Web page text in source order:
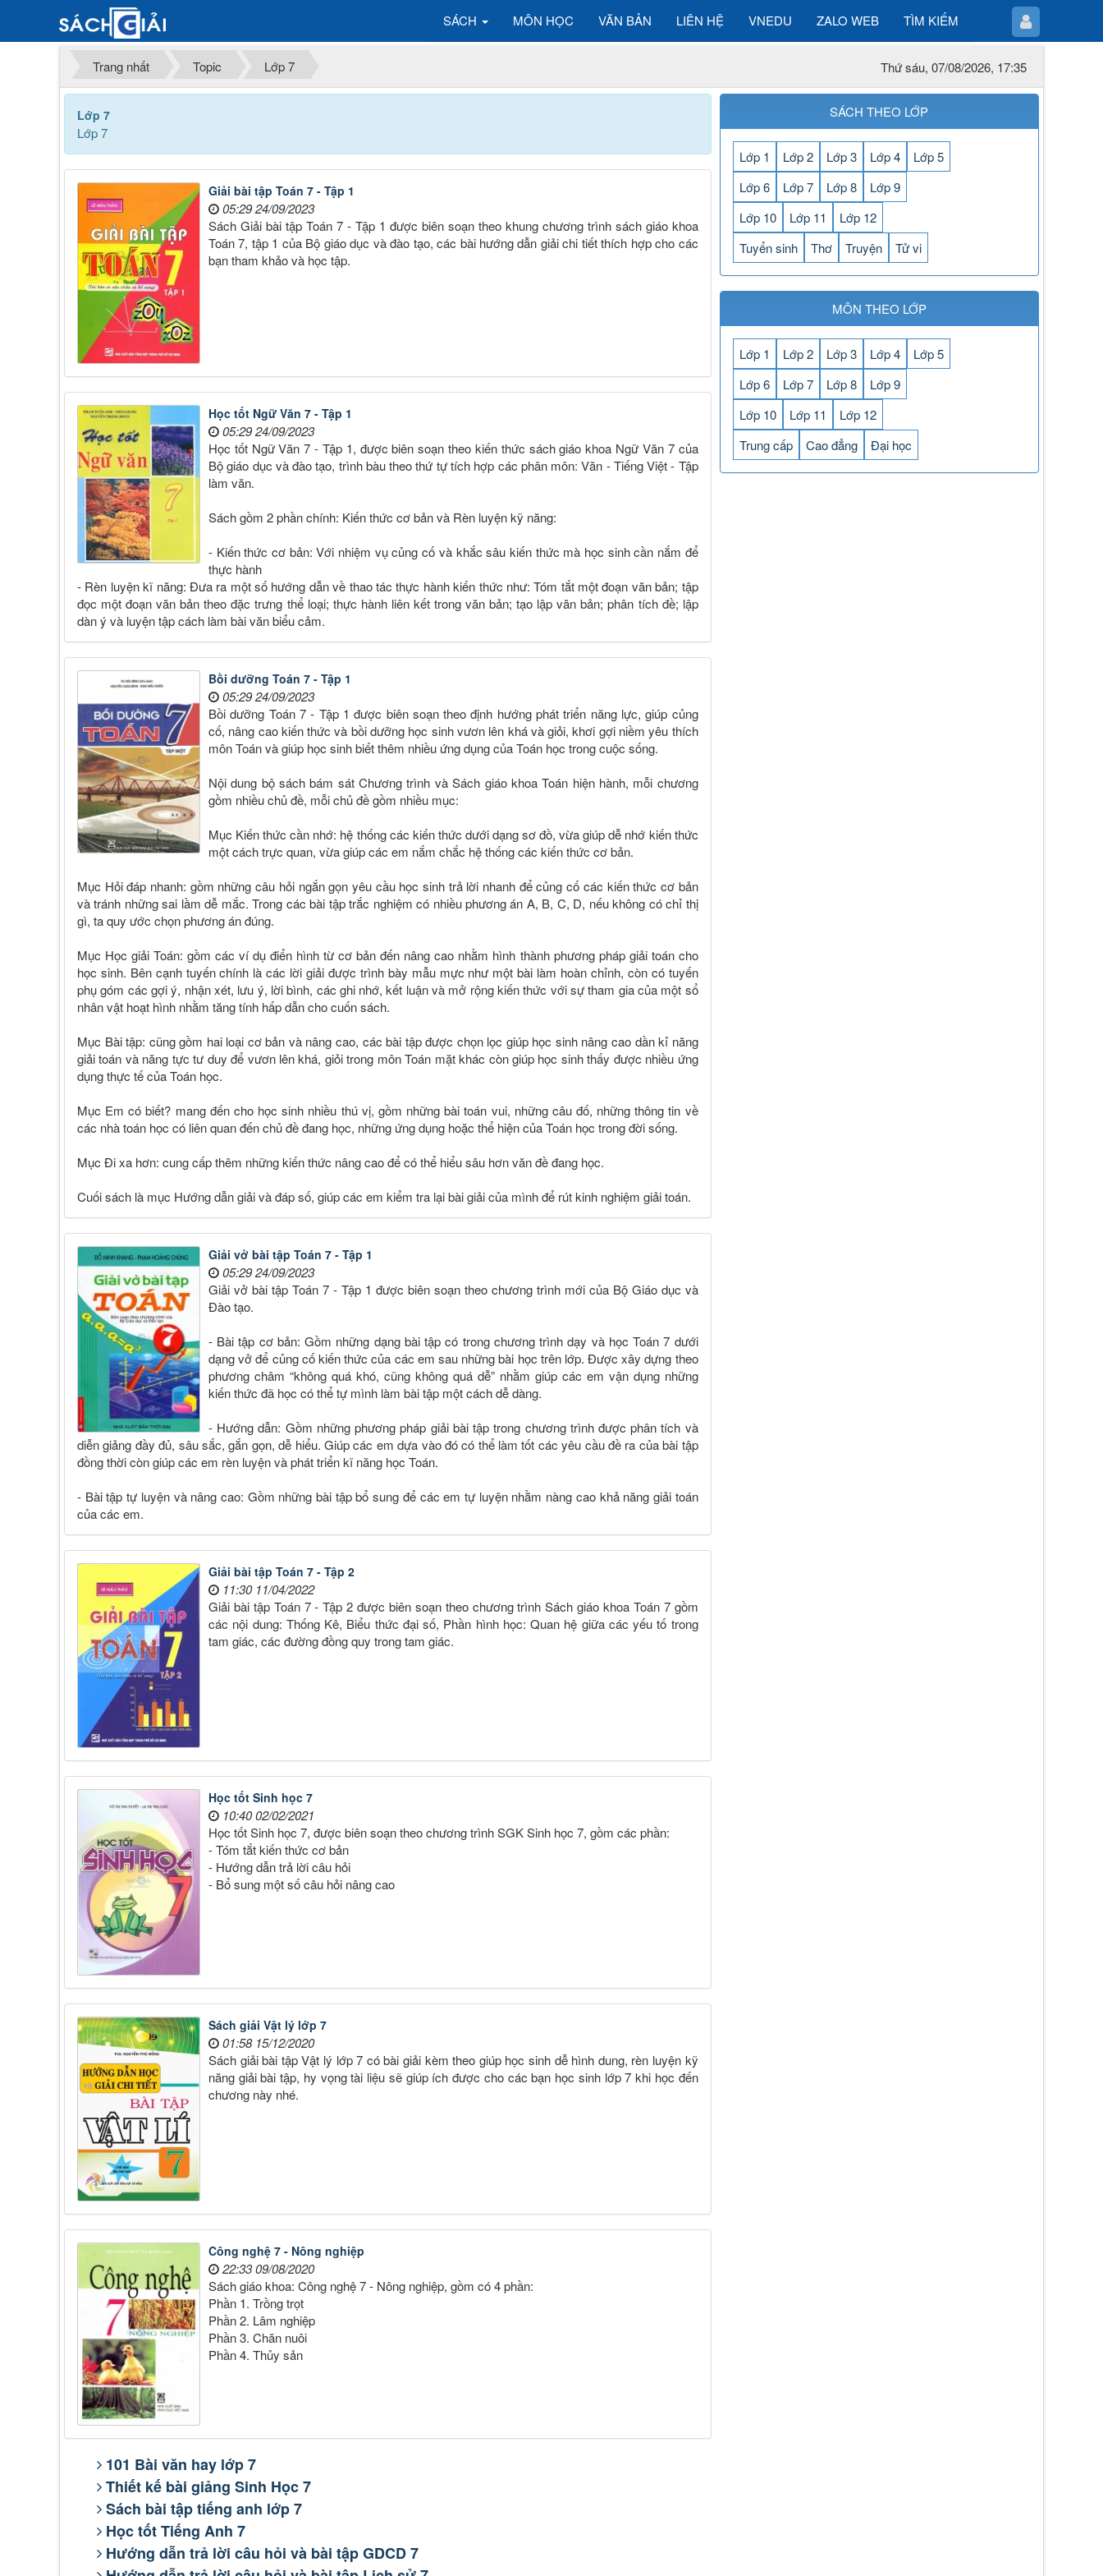
SÁCH MÔN HỌC VĂN BẢN LIÊN HỆ VNEDU ZALO WEB TÌM KIẾM
Trang nhất Topic Lớp 7 Thứ sáu, 07/08/2026, 17:35
Lớp 7
Lớp 7
Giải bài tập Toán 7 - Tập 1
05:29 24/09/2023
Sách Giải bài tập Toán 7 - Tập 1 được biên soạn theo khung chương trình sách giáo khoa
Toán 7, tập 1 của Bộ giáo dục và đào tạo, các bài hướng dẫn giải chi tiết thích hợp cho các
bạn tham khảo và học tập.
Học tốt Ngữ Văn 7 - Tập 1
05:29 24/09/2023
Học tốt Ngữ Văn 7 - Tập 1, được biên soạn theo kiến thức sách giáo khoa Ngữ Văn 7 của
Bộ giáo dục và đào tạo, trình bàu theo thứ tự tích hợp các phân môn: Văn - Tiếng Việt - Tập
làm văn.
Sách gồm 2 phần chính: Kiến thức cơ bản và Rèn luyện kỹ năng:
- Kiến thức cơ bản: Với nhiệm vụ củng cố và khắc sâu kiến thức mà học sinh cần nắm để
thực hành
- Rèn luyện kĩ năng: Đưa ra một số hướng dẫn về thao tác thực hành kiến thức như: Tóm tắt một đoạn văn bản; tập
đọc một đoạn văn bản theo đặc trưng thể loại; thực hành liên kết trong văn bản; tạo lập văn bản; phân tích đề; lập
dàn ý và luyện tập cách làm bài văn biểu cảm.
Bồi dưỡng Toán 7 - Tập 1
05:29 24/09/2023
Bồi dưỡng Toán 7 - Tập 1 được biên soạn theo định hướng phát triển năng lực, giúp củng
cố, nâng cao kiến thức và bồi dưỡng học sinh vươn lên khá và giỏi, khơi gợi niềm yêu thích
môn Toán và giúp học sinh biết thêm nhiều ứng dụng của Toán học trong cuộc sống.
Nội dung bộ sách bám sát Chương trình và Sách giáo khoa Toán hiện hành, mỗi chương
gồm nhiều chủ đề, mỗi chủ đề gồm nhiều mục:
Mục Kiến thức cần nhớ: hệ thống các kiến thức dưới dạng sơ đồ, vừa giúp dễ nhớ kiến thức
một cách trực quan, vừa giúp các em nắm chắc hệ thống các kiến thức cơ bản.
Mục Hỏi đáp nhanh: gồm những câu hỏi ngắn gọn yêu cầu học sinh trả lời nhanh để củng cố các kiến thức cơ bản
và tránh những sai lầm dễ mắc. Trong các bài tập trắc nghiệm có nhiều phương án A, B, C, D, nếu không có chỉ thị
gì, ta quy ước chọn phương án đúng.
Mục Học giải Toán: gồm các ví dụ điển hình từ cơ bản đến nâng cao nhằm hình thành phương pháp giải toán cho
học sinh. Bên cạnh tuyến chính là các lời giải được trình bày mẫu mực như một bài làm hoàn chỉnh, còn có tuyến
phụ góm các gợi ý, nhận xét, lưu ý, lời bình, các ghi nhớ, kết luận và mở rộng kiến thức với sự tham gia của một sổ
nhân vật hoạt hình nhằm tăng tính hấp dẫn cho cuốn sách.
Mục Bài tập: cũng gồm hai loại cơ bản và nâng cao, các bài tập được chọn lọc giúp học sinh nâng cao dần kỉ năng
giải toán và năng tực tư duy để vươn lên khá, giỏi trong môn Toán mặt khác còn giúp học sinh thấy được nhiều ứng
dụng thực tế của Toán học.
Mục Em có biết? mang đến cho học sinh nhiều thú vị, gồm những bài toán vui, những câu đố, những thông tin về
các nhà toán học có liên quan đến chủ đề đang học, những ứng dụng hoặc thể hiện của Toán học trong đời sống.
Mục Đi xa hơn: cung cấp thêm những kiến thức nâng cao để có thể hiểu sâu hơn văn đề đang học.
Cuối sách là mục Hướng dẫn giải và đáp số, giúp các em kiểm tra lại bài giải của mình để rút kinh nghiệm giải toán.
Giải vở bài tập Toán 7 - Tập 1
05:29 24/09/2023
Giải vở bài tập Toán 7 - Tập 1 được biên soạn theo chương trình mới của Bộ Giáo dục và
Đào tạo.
- Bài tập cơ bản: Gồm những dạng bài tập có trong chương trình dạy và học Toán 7 dưới
dạng vở để củng cố kiến thức của các em sau những bài học trên lớp. Được xây dựng theo
phương châm “không quá khó, cũng không quá dễ” nhằm giúp các em vận dụng những
kiến thức đã học có thể tự mình làm bài tập một cách dễ dàng.
- Hướng dẫn: Gồm những phương pháp giải bài tập trong chương trình được phân tích và
diễn giảng đầy đủ, sâu sắc, gắn gọn, dễ hiểu. Giúp các em dựa vào đó có thể làm tốt các yêu cầu đề ra của bài tập
đồng thời còn giúp các em rèn luyện và phát triển kĩ năng học Toán.
- Bài tập tự luyện và nâng cao: Gồm những bài tập bổ sung để các em tự luyện nhằm nàng cao khả năng giải toán
của các em.
Giải bài tập Toán 7 - Tập 2
11:30 11/04/2022
Giải bài tập Toán 7 - Tập 2 được biên soạn theo chương trình Sách giáo khoa Toán 7 gồm
các nội dung: Thống Kê, Biểu thức đại số, Phần hình học: Quan hệ giữa các yếu tố trong
tam giác, các đường đồng quy trong tam giác.
Học tốt Sinh học 7
10:40 02/02/2021
Học tốt Sinh học 7, được biên soạn theo chương trình SGK Sinh học 7, gồm các phần:
- Tóm tắt kiến thức cơ bản
- Hướng dẫn trả lời câu hỏi
- Bổ sung một số câu hỏi nâng cao
Sách giải Vật lý lớp 7
01:58 15/12/2020
Sách giải bài tập Vật lý lớp 7 có bài giải kèm theo giúp học sinh dễ hình dung, rèn luyện kỹ
năng giải bài tập, hy vọng tài liệu sẽ giúp ích được cho các bạn học sinh lớp 7 khi học đến
chương này nhé.
Công nghệ 7 - Nông nghiệp
22:33 09/08/2020
Sách giáo khoa: Công nghệ 7 - Nông nghiệp, gồm có 4 phần:
Phần 1. Trồng trọt
Phần 2. Lâm nghiệp
Phần 3. Chăn nuôi
Phần 4. Thủy sản
101 Bài văn hay lớp 7
Thiết kế bài giảng Sinh Học 7
Sách bài tập tiếng anh lớp 7
Học tốt Tiếng Anh 7
Hướng dẫn trả lời câu hỏi và bài tập GDCD 7
SÁCH THEO LỚP
Lớp 1 Lớp 2 Lớp 3 Lớp 4
Lớp 5
Lớp 6
Lớp 7 Lớp 8
Lớp 9
Lớp 10
Lớp 11
Lớp 12
Tuyển sinh
Thơ Truyện Tử vi
MÔN THEO LỚP
Lớp 1 Lớp 2 Lớp 3 Lớp 4
Lớp 5
Lớp 6
Lớp 7 Lớp 8
Lớp 9
Lớp 10
Lớp 11
Lớp 12
Trung cấp
Cao đẳng Đại học